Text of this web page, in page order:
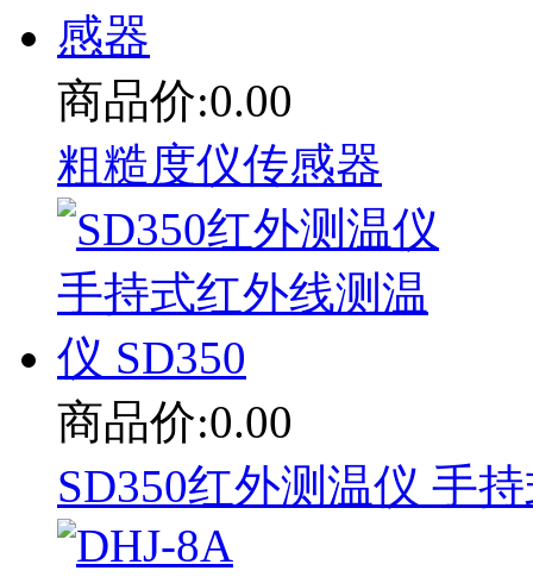
商品价:0.00
粗糙度仪传感器
商品价:0.00
SD350红外测温仪 手